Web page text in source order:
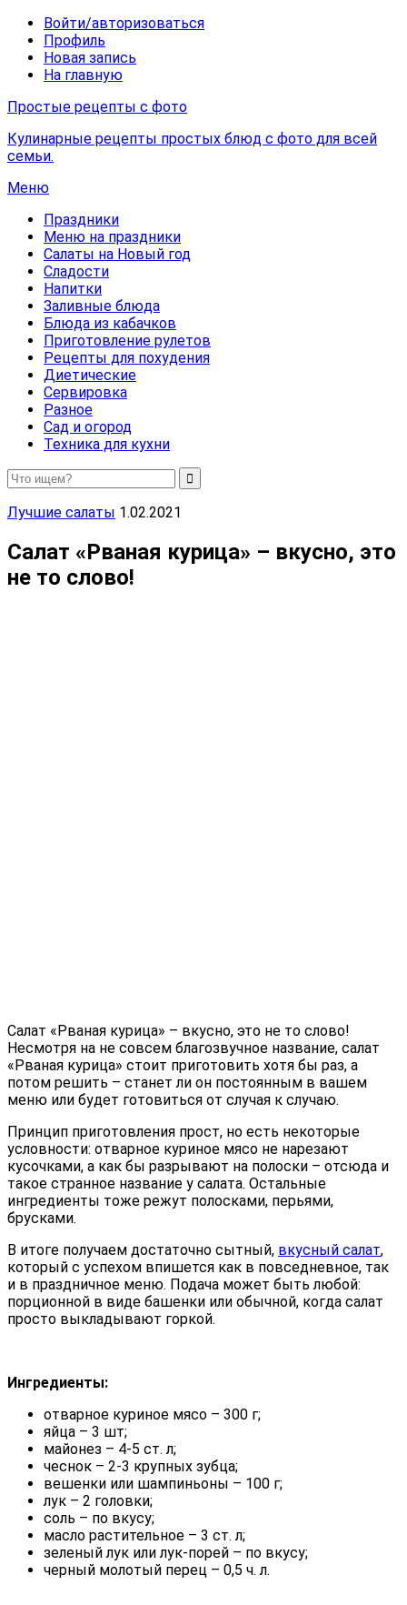
Войти/авторизоваться
Профиль
Новая запись
На главную
Простые рецепты с фото
Кулинарные рецепты простых блюд с фото для всей
семьи.
Меню
Праздники
Меню на праздники
Салаты на Новый год
Сладости
Напитки
Заливные блюда
Блюда из кабачков
Приготовление рулетов
Рецепты для похудения
Диетические
Сервировка
Разное
Сад и огород
Техника для кухни
Лучшие салаты 1.02.2021
Салат «Рваная курица» – вкусно, это
не то слово!
Салат «Рваная курица» – вкусно, это не то слово!
Несмотря на не совсем благозвучное название, салат
«Рваная курица» стоит приготовить хотя бы раз, а
потом решить – станет ли он постоянным в вашем
меню или будет готовиться от случая к случаю.
Принцип приготовления прост, но есть некоторые
условности: отварное куриное мясо не нарезают
кусочками, а как бы разрывают на полоски – отсюда и
такое странное название у салата. Остальные
ингредиенты тоже режут полосками, перьями,
брусками.
В итоге получаем достаточно сытный, вкусный салат,
который с успехом впишется как в повседневное, так
и в праздничное меню. Подача может быть любой:
порционной в виде башенки или обычной, когда салат
просто выкладывают горкой.
Ингредиенты:
отварное куриное мясо – 300 г;
яйца – 3 шт;
майонез – 4-5 ст. л;
чеснок – 2-3 крупных зубца;
вешенки или шампиньоны – 100 г;
лук – 2 головки;
соль – по вкусу;
масло растительное – 3 ст. л;
зеленый лук или лук-порей – по вкусу;
черный молотый перец – 0,5 ч. л.